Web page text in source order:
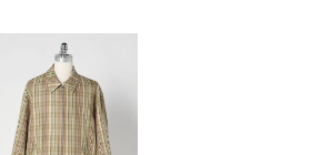
麻58％ ポリエステル42％
ドライクリーニング
日本製